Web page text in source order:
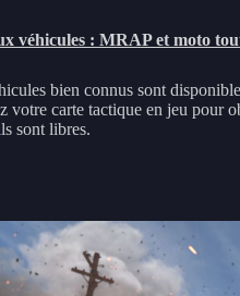
véhicules : MRAP et moto
bien connus sont
votre carte tactique en jeu pour
sont libres.